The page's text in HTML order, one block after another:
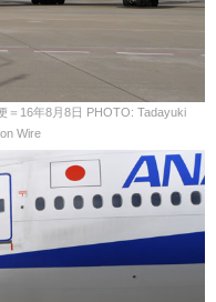
＝16年8月8日 PHOTO: Tadayuki
Wire